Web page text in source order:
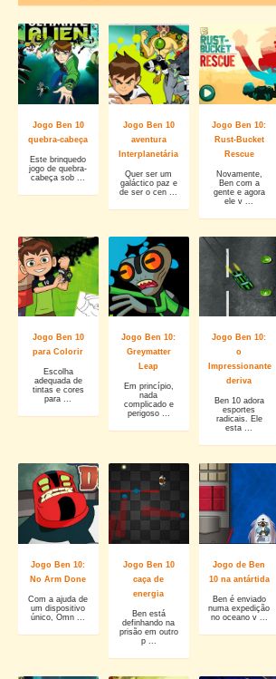
Jogo Ben 10
quebra-cabeça
Este brinquedo
jogo de quebra-
cabeça sob ...
Jogo Ben 10
aventura
Interplanetária
Quer ser um
galáctico paz e
de ser o cen ...
Jogo Ben 10:
Rust-Bucket
Rescue
Novamente,
Ben com a
gente e agora
ele v ...
Jogo Ben 10
para Colorir
Escolha
adequada de
tintas e cores
para ...
Jogo Ben 10:
Greymatter
Leap
Em princípio,
nada
complicado e
perigoso ...
Jogo Ben 10:
o
Impressionante
deriva
Ben 10 adora
esportes
radicais. Ele
esta ...
Jogo Ben 10:
No Arm Done
Com a ajuda de
um dispositivo
único, Omn ...
Jogo Ben 10
caça de
energia
Ben está
definhando na
prisão em outro
p ...
Jogo de Ben
10 na antártida
Ben é enviado
numa expedição
no oceano v ...